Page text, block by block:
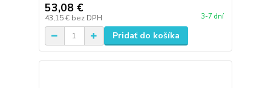
53,08 €
43,15 € bez DPH 3-7 dní
Pridať do košíka